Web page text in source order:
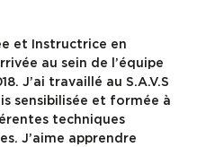
et Instructrice en
au sein de l’équipe
J’ai travaillé au S.A.V.S
sensibilisée et formée à
techniques
J’aime apprendre